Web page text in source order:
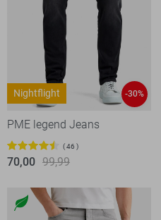
Nightflight -30%
PME legend Jeans
46
70,00 99,99